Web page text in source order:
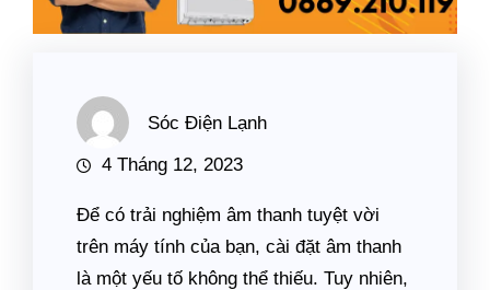
Sóc Điện Lạnh
4 Tháng 12, 2023
Để có trải nghiệm âm thanh tuyệt vời
trên máy tính của bạn, cài đặt âm thanh
là một yếu tố không thể thiếu. Tuy nhiên,